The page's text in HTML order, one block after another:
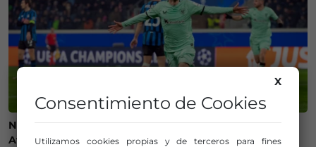
Ni camisetas ni bufandas: prohibidos los símbolos del
Athletic Club en el amistoso ante el Olympique de
X
Consentimiento de Cookies
Utilizamos cookies propias y de terceros para fines